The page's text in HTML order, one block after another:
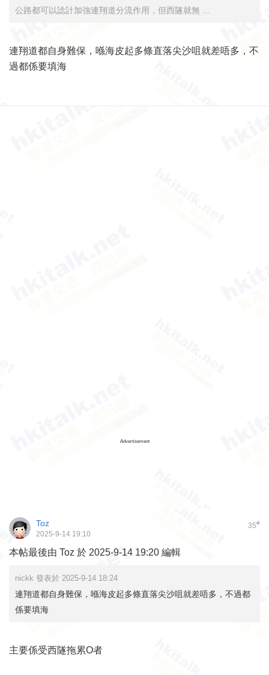
公路都可以諗計加強連翔道分流作用，但西隧就無 ...
連翔道都自身難保，喺海皮起多條直落尖沙咀就差唔多，不
過都係要填海
Advertisement
35#
Toz
2025-9-14 19:10
本帖最後由 Toz 於 2025-9-14 19:20 編輯
nickk 發表於 2025-9-14 18:24
連翔道都自身難保，喺海皮起多條直落尖沙咀就差唔多，不過都
係要填海
主要係受西隧拖累O者